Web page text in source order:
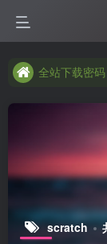
全站下载密
全站下载密码
全站下载密
scratch